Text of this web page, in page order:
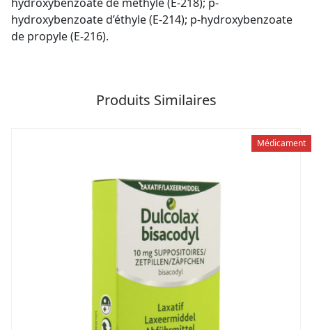
hydroxybenzoate d’éthyle (E-214); p-hydroxybenzoate
de propyle (E-216).
Produits Similaires
Médicament